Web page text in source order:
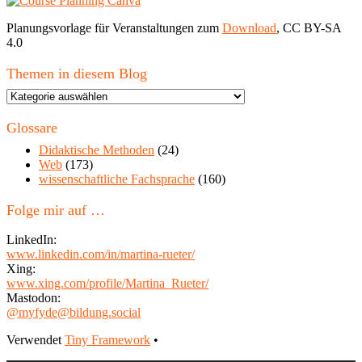
Planungsvorlage für Veranstaltungen zum Download, CC BY-SA
4.0
Themen in diesem Blog
Themen
diesem
Glossare
Didaktische Methoden (24)
Web (173)
wissenschaftliche Fachsprache (160)
Folge mir auf …
LinkedIn:
www.linkedin.com/in/martina-rueter/
Xing:
www.xing.com/profile/Martina_Rueter/
Mastodon:
@myfyde@bildung.social
Footer
Verwendet Tiny Framework •